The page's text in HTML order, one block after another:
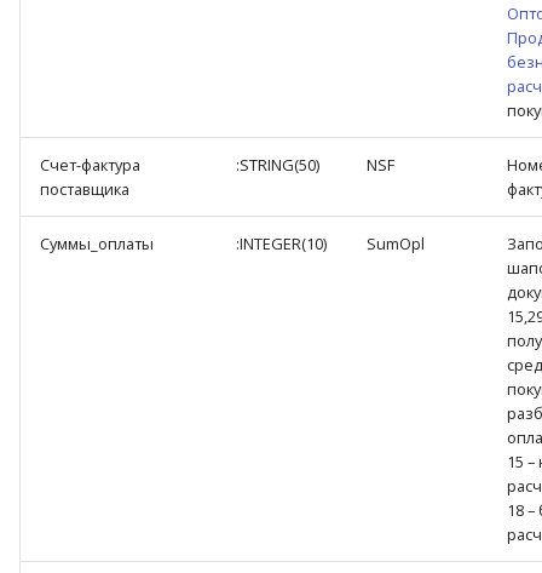
Счет-фактура
поставщика
:STRING(50) NSF
Суммы_оплаты :INTEGER(10) SumOpl
15
18